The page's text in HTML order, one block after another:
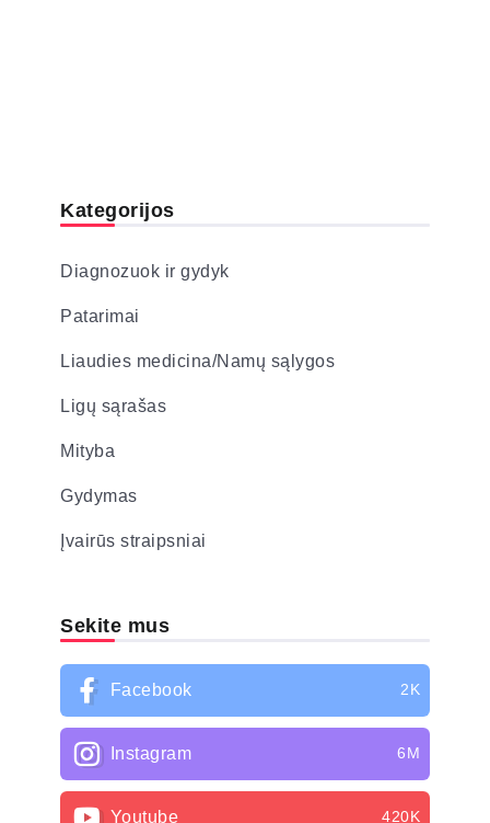
Kategorijos
Diagnozuok ir gydyk
Patarimai
Liaudies medicina/Namų sąlygos
Ligų sąrašas
Mityba
Gydymas
Įvairūs straipsniai
Sekite mus
Facebook 2K
Instagram 6M
Youtube 420K